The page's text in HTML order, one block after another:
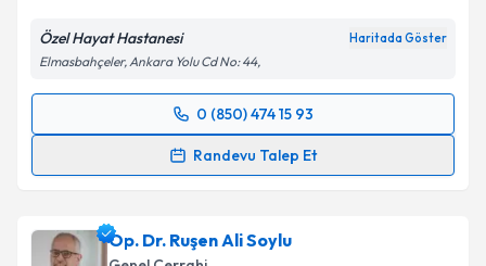
Özel Hayat Hastanesi Haritada Göster
Elmasbahçeler, Ankara Yolu Cd No: 44,
0 (850) 474 15 93
Randevu Talep Et
Randevu Takvimi Talebi
için bir takvim hazırlandığında e-posta ile
bilgilendireceğiz.
Op. Dr. Ruşen Ali Soylu